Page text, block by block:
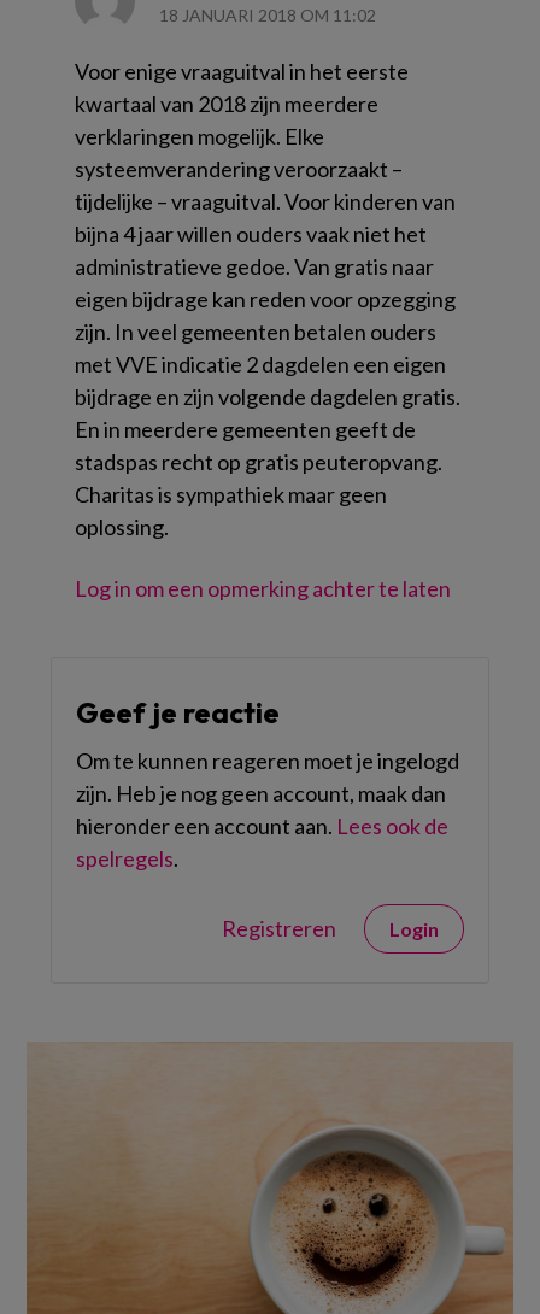
18 JANUARI 2018 OM 11:02
Voor enige vraaguitval in het eerste
kwartaal van 2018 zijn meerdere
verklaringen mogelijk. Elke
systeemverandering veroorzaakt –
tijdelijke – vraaguitval. Voor kinderen van
bijna 4 jaar willen ouders vaak niet het
administratieve gedoe. Van gratis naar
eigen bijdrage kan reden voor opzegging
zijn. In veel gemeenten betalen ouders
met VVE indicatie 2 dagdelen een eigen
bijdrage en zijn volgende dagdelen gratis.
En in meerdere gemeenten geeft de
stadspas recht op gratis peuteropvang.
Charitas is sympathiek maar geen
oplossing.
Log in om een opmerking achter te laten
Geef je reactie
Om te kunnen reageren moet je ingelogd
zijn. Heb je nog geen account, maak dan
hieronder een account aan. Lees ook de
spelregels.
Registreren Login